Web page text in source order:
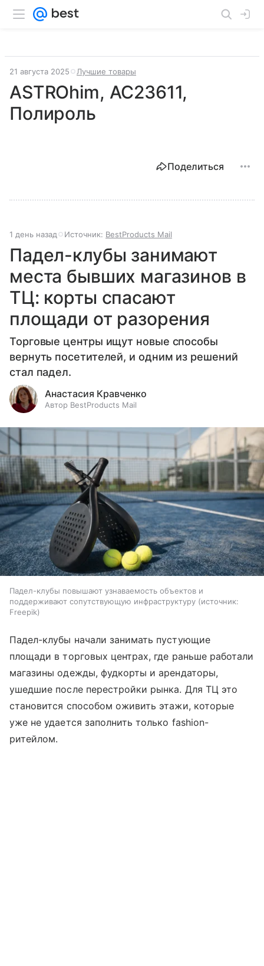
21 августа 2025 Лучшие товары
ASTROhim, AC23611,
Полироль
Поделиться
1 день назад Источник: BestProducts Mail
Падел-клубы занимают
места бывших магазинов в
ТЦ: корты спасают
площади от разорения
Торговые центры ищут новые способы
вернуть посетителей, и одним из решений
стал падел.
Анастасия Кравченко
Автор BestProducts Mail
Падел-клубы повышают узнаваемость объектов и
поддерживают сопутствующую инфраструктуру
источник:
Freepik
Падел-клубы начали занимать пустующие
площади в торговых центрах, где раньше работали
магазины одежды, фудкорты и арендаторы,
ушедшие после перестройки рынка. Для ТЦ это
становится способом оживить этажи, которые
уже не удается заполнить только fashion-
ритейлом.